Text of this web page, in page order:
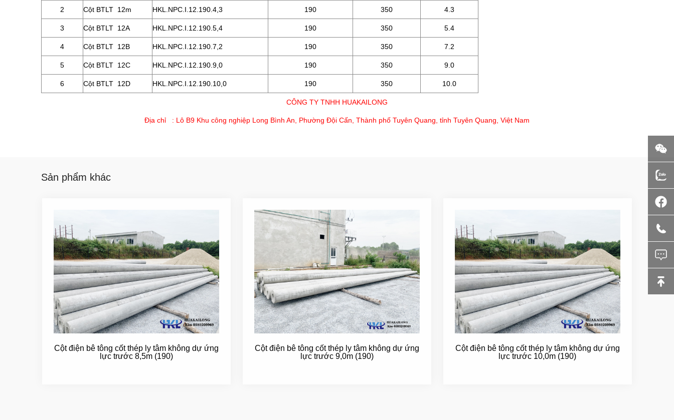
2 Cột BTLT 12m HKL.NPC.I.12.190.4,3 190 350 4.3
3 Cột BTLT 12A HKL.NPC.I.12.190.5,4 190 350 5.4
4 Cột BTLT 12B HKL.NPC.I.12.190.7,2 190 350 7.2
5 Cột BTLT 12C HKL.NPC.I.12.190.9,0 190 350 9.0
6 Cột BTLT 12D HKL.NPC.I.12.190.10,0 190 350 10.0
CÔNG TY TNHH HUAKAILONG
Địa chỉ : Lô B9 Khu công nghiệp Long Bình An, Phường Đội Cấn, Thành phố Tuyên Quang, tỉnh Tuyên Quang, Việt Nam
Sản phẩm khác
Cột điện bê tông cốt thép ly tâm không dự ứng
lực trước 8,5m (190)
Cột điện bê tông cốt thép ly tâm không dự ứng
lực trước 9,0m (190)
Cột điện bê tông cốt thép ly tâm không dự ứng
lực trước 10,0m (190)